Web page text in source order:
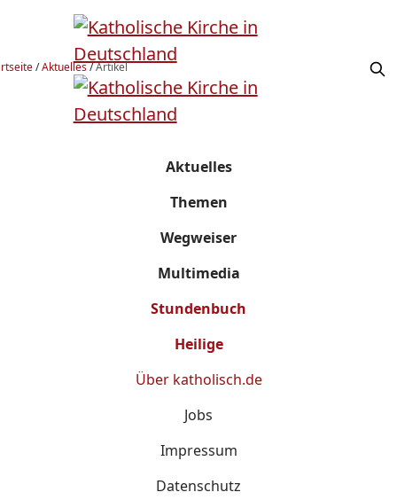
/Aktuelles/Artikel
Aktuelles
Themen
Wegweiser
Multimedia
Stundenbuch
Heilige
Über katholisch.de
Jobs
Impressum
Datenschutz